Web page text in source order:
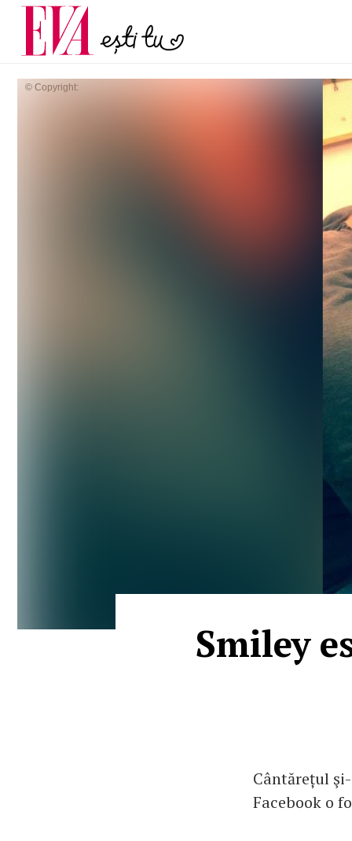
© Copyright:
Smiley
Cântărețul
Facebook o
Carieră
Actualitate